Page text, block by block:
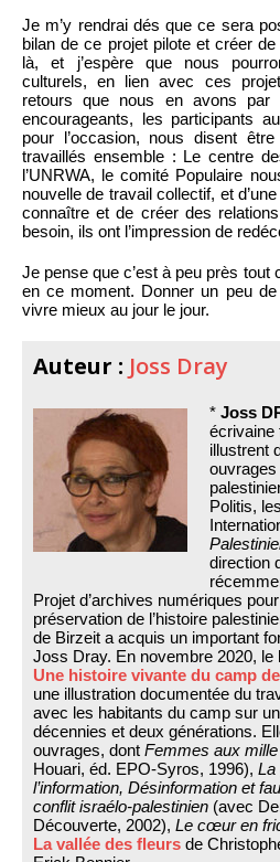
Je m’y rendrai dés que ce sera
bilan de ce projet pilote et créer
là, et j’espère que nous
culturels, en lien avec ces
retours que nous en avons par
encourageants, les participants
pour l’occasion, nous disent
travaillés ensemble : Le centre
l’UNRWA, le comité Populaire
nouvelle de travail collectif, et
connaître et de créer des
besoin, ils ont l’impression de
Je pense que c’est à peu près tout
en ce moment. Donner un peu de
vivre mieux au jour le jour.
Auteur : Joss Dray
* Joss
écrivaine
illustrent
ouvrages
Politis,
direction
Projet d’archives numériques
préservation de l’histoire
de Birzeit a acquis un important
Joss Dray. En novembre 2020, le
Une histoire vivante du camp
une illustration documentée du
avec les habitants du camp sur
décennies et deux générations.
ouvrages, dont Femmes aux
Houari, éd. EPO-Syros, 1996), La
l’information, Désinformation et
conflit israélo-palestinien (avec
Découverte, 2002), Le cœur en
La vallée des fleurs de